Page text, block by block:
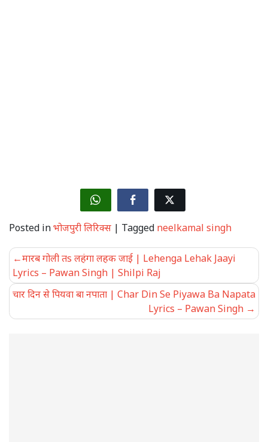
Posted inभोजपुरी लिरिक्स | Tagged neelkamal singh
Post
navigation
मारब गोली तs लहंगा लहक जाई | Lehenga Lehak Jaayi
Lyrics – Pawan Singh | Shilpi Raj
चार दिन से पियवा बा नपाता | Char Din Se Piyawa Ba Napata
Lyrics – Pawan Singh